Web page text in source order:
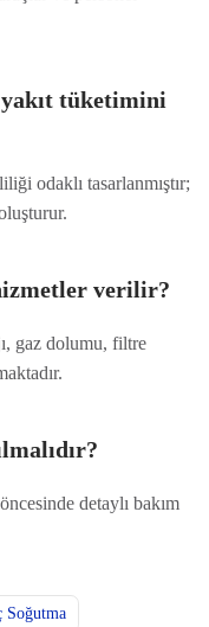
tüketimini
odaklı tasarlanmıştır;
verilir?
gaz dolumu, filtre
detaylı bakım
Soğutma